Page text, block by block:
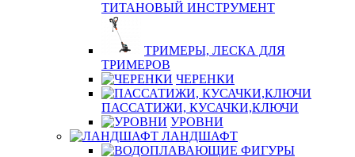
ТИТАНОВЫЙ ИНСТРУМЕНТ
ТРИМЕРЫ, ЛЕСКА ДЛЯ
ТРИМЕРОВ
ЧЕРЕНКИ
ПАССАТИЖИ, КУСАЧКИ,КЛЮЧИ
УРОВНИ
ЛАНДШАФТ